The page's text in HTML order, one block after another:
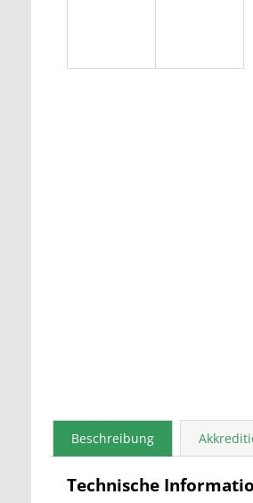
Beschreibung
Technische